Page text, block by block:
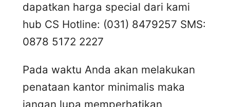
dapatkan harga special dari kami
hub CS Hotline: (031) 8479257 SMS:
0878 5172 2227
Pada waktu Anda akan melakukan
penataan kantor minimalis maka
jangan lupa memperhatikan